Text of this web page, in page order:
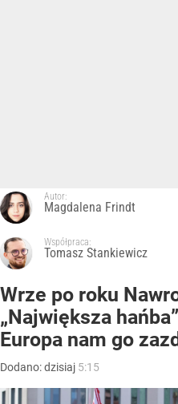
Autor:
Magdalena Frindt
Współpraca:
Tomasz Stankiewicz
Wrze po roku
„Największa
Europa nam go
Dodano:dzisiaj 5:15